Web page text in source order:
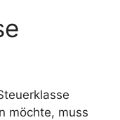
möchte, muss